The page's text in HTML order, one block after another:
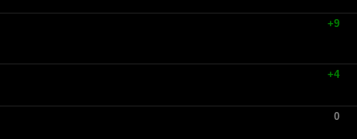
+9
+4
0